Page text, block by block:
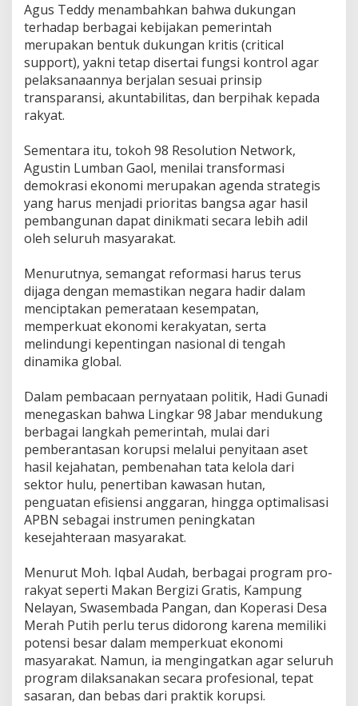
s
e
j
a
h
t
e
n
R
a
k
y
a
t
‎Agus Teddy menambahkan bahwa dukungan
terhadap berbagai kebijakan pemerintah
merupakan bentuk dukungan kritis (critical
support), yakni tetap disertai fungsi kontrol agar
pelaksanaannya berjalan sesuai prinsip
transparansi, akuntabilitas, dan berpihak kepada
rakyat.
‎Sementara itu, tokoh 98 Resolution Network,
Agustin Lumban Gaol, menilai transformasi
demokrasi ekonomi merupakan agenda strategis
yang harus menjadi prioritas bangsa agar hasil
pembangunan dapat dinikmati secara lebih adil
oleh seluruh masyarakat.
‎Menurutnya, semangat reformasi harus terus
dijaga dengan memastikan negara hadir dalam
menciptakan pemerataan kesempatan,
memperkuat ekonomi kerakyatan, serta
melindungi kepentingan nasional di tengah
dinamika global.
‎Dalam pembacaan pernyataan politik, Hadi Gunadi
menegaskan bahwa Lingkar 98 Jabar mendukung
berbagai langkah pemerintah, mulai dari
pemberantasan korupsi melalui penyitaan aset
hasil kejahatan, pembenahan tata kelola dari
sektor hulu, penertiban kawasan hutan,
penguatan efisiensi anggaran, hingga optimalisasi
APBN sebagai instrumen peningkatan
kesejahteraan masyarakat.
‎Menurut Moh. Iqbal Audah, berbagai program pro-
rakyat seperti Makan Bergizi Gratis, Kampung
Nelayan, Swasembada Pangan, dan Koperasi Desa
Merah Putih perlu terus didorong karena memiliki
potensi besar dalam memperkuat ekonomi
masyarakat. Namun, ia mengingatkan agar seluruh
program dilaksanakan secara profesional, tepat
sasaran, dan bebas dari praktik korupsi.